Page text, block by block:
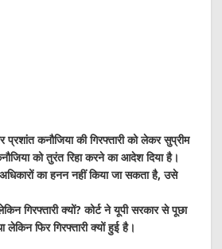
कनौजिया की गिरफ्तारी को लेकर सुप्रीम
को तुरंत रिहा करने का आदेश दिया है।
का हनन नहीं किया जा सकता है, उसे
गिरफ्तारी क्यों? कोर्ट ने यूपी सरकार से पूछा
फिर गिरफ्तारी क्यों हुई है।